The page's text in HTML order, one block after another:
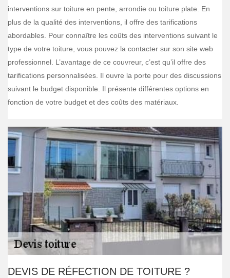
interventions sur toiture en pente, arrondie ou toiture plate. En
plus de la qualité des interventions, il offre des tarifications
abordables. Pour connaître les coûts des interventions suivant le
type de votre toiture, vous pouvez la contacter sur son site web
professionnel. L’avantage de ce couvreur, c’est qu’il offre des
tarifications personnalisées. Il ouvre la porte pour des discussions
suivant le budget disponible. Il présente différentes options en
fonction de votre budget et des coûts des matériaux.
DEVIS DE RÉFECTION DE TOITURE ?